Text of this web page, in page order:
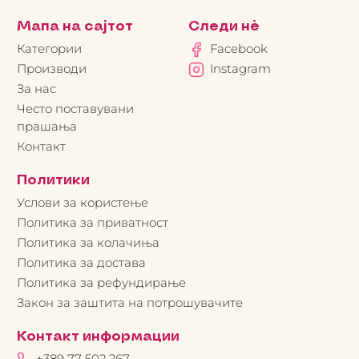
Мапа на сајтот
Категории
Производи
За нас
Често поставувани
прашања
Контакт
Политики
Услови за користење
Политика за приватност
Политика за колачиња
Политика за достава
Политика за рефундирање
Закон за заштита на потрошувачите
Контакт информации
Следи нè
Facebook
Instagram